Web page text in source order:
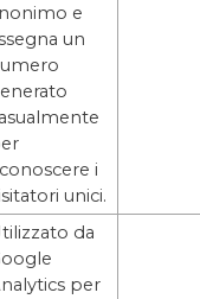
e
un
i
unici.
da
per